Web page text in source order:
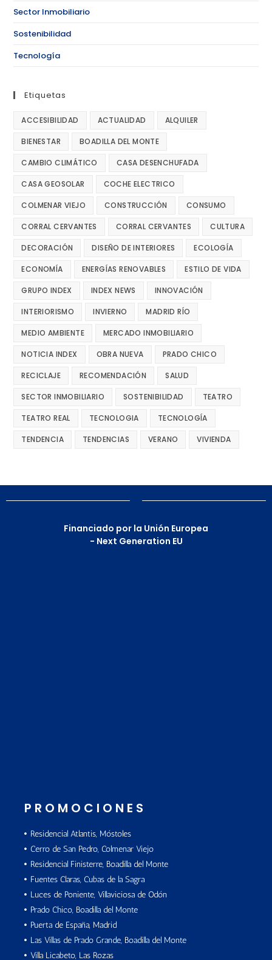
Sector Inmobiliario
Sostenibilidad
Tecnología
Etiquetas
ACCESIBILIDAD ACTUALIDAD ALQUILER
BIENESTAR BOADILLA DEL MONTE
CAMBIO CLIMÁTICO CASA DESENCHUFADA
CASA GEOSOLAR COCHE ELECTRICO
COLMENAR VIEJO CONSTRUCCIÓN CONSUMO
CORRAL CERVANTES CORRAL CERVANTES CULTURA
DECORACIÓN DISEÑO DE INTERIORES ECOLOGÍA
ECONOMÍA ENERGÍAS RENOVABLES ESTILO DE VIDA
GRUPO INDEX INDEX NEWS INNOVACIÓN
INTERIORISMO INVIERNO MADRID RÍO
MEDIO AMBIENTE MERCADO INMOBILIARIO
NOTICIA INDEX OBRA NUEVA PRADO CHICO
RECICLAJE RECOMENDACIÓN SALUD
SECTOR INMOBILIARIO SOSTENIBILIDAD TEATRO
TEATRO REAL TECNOLOGIA TECNOLOGÍA
TENDENCIA TENDENCIAS VERANO VIVIENDA
Financiado por la Unión Europea
- Next Generation EU
PROMOCIONES
Residencial Atlantis, Móstoles
Cerro de San Pedro, Colmenar Viejo
Residencial Finisterre, Boadilla del Monte
Fuentes Claras, Cubas de la Sagra
Luces de Poniente, Villaviciosa de Odón
Prado Chico, Boadilla del Monte
Puerta de España, Madrid
Las Villas de Prado Grande, Boadilla del Monte
Villa Licabeto, Las Rozas